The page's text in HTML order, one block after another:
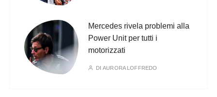
Mercedes rivela problemi alla
Power Unit per tutti i
motorizzati
DIAURORA LOFFREDO